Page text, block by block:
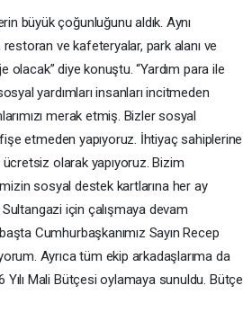
büyük çoğunluğunu aldık. Aynı
ve kafeteryalar, park alanı ve
diye konuştu. “Yardım para ile
yardımları insanları incitmeden
merak etmiş. Bizler sosyal
etmeden yapıyoruz. İhtiyaç sahiplerine
olarak yapıyoruz. Bizim
sosyal destek kartlarına her ay
için çalışmaya devam
Cumhurbaşkanımız Sayın Recep
Ayrıca tüm ekip arkadaşlarıma da
Mali Bütçesi oylamaya sunuldu. Bütçe